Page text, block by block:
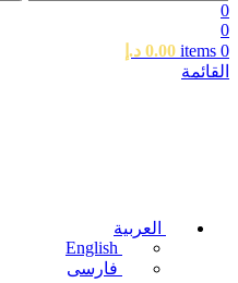
0
0
0
items
0.00 د.إ
القائمة
العربية
English
فارسی